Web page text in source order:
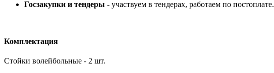
Госзакупки и тендеры - участвуем в тендерах, работаем по постоплате.
Комплектация
Стойки волейбольные - 2 шт.